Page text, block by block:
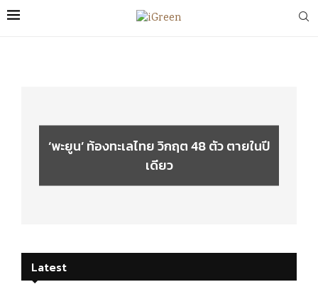
‘พะยูน’ ท้องทะเลไทย วิกฤต 48 ตัว ตายในปี
เดียว
Latest